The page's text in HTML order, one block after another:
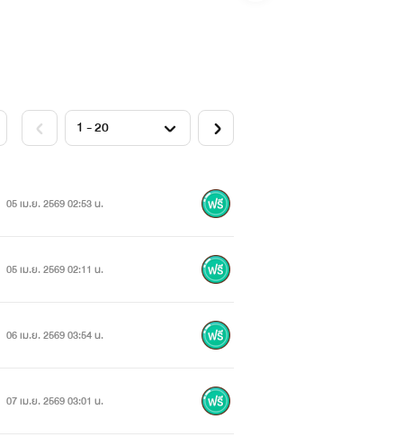
05 เม.ย. 2569 02:53 น.
05 เม.ย. 2569 02:11 น.
06 เม.ย. 2569 03:54 น.
07 เม.ย. 2569 03:01 น.